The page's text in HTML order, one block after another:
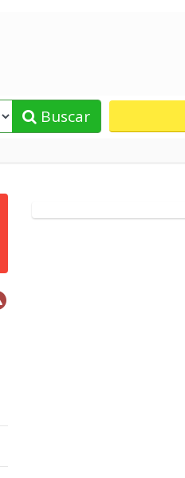
Buscar